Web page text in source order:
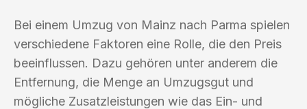
Bei einem Umzug von Mainz nach Parma spielen
verschiedene Faktoren eine Rolle, die den Preis
beeinflussen. Dazu gehören unter anderem die
Entfernung, die Menge an Umzugsgut und
mögliche Zusatzleistungen wie das Ein- und